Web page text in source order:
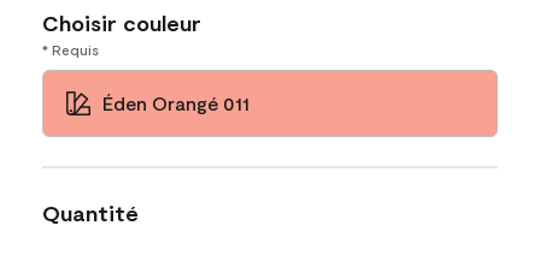
Choisir couleur
* Requis
Éden Orangé 011
Quantité